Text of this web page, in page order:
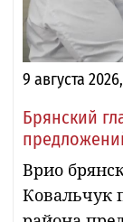
9 августа
Брянский
Врио
Ковальчук